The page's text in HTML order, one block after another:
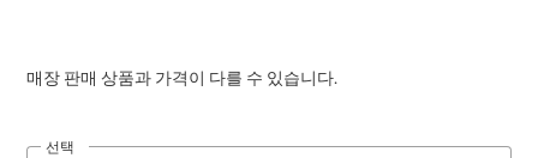
매장 판매 상품과 가격이 다를 수 있습니다.
선택